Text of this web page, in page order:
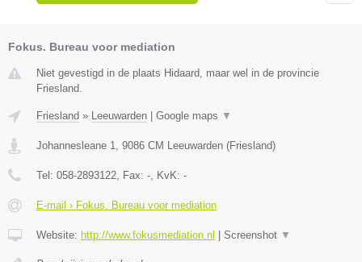
Fokus. Bureau voor mediation
Niet gevestigd in de plaats Hidaard, maar wel in de provincie
Friesland.
Friesland » Leeuwarden Google maps ▼
Johannesleane 1, 9086 CM Leeuwarden (Friesland)
Tel: 058-2893122, Fax: -, KvK: -
E-mail › Fokus. Bureau voor mediation
Website: http://www.fokusmediation.nl Screenshot ▼